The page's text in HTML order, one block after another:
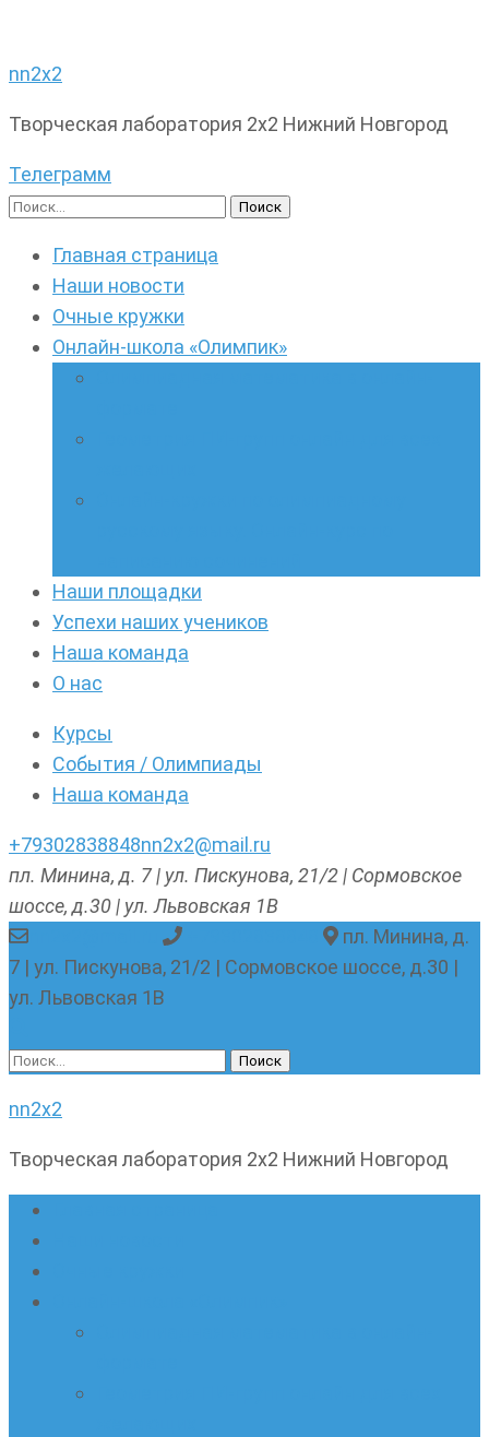
nn2x2
Творческая лаборатория 2х2 Нижний Новгород
Телеграмм
Найти:
Главная страница
Наши новости
Очные кружки
Онлайн-школа «Олимпик»
Наши площадки
Успехи наших учеников
Наша команда
О нас
Курсы
События / Олимпиады
Наша команда
+79302838848nn2x2@mail.ru
пл. Минина, д. 7 | ул. Пискунова, 21/2 | Сормовское
шоссе, д.30 | ул. Львовская 1В
пл. Минина, д.
7 | ул. Пискунова, 21/2 | Сормовское шоссе, д.30 |
ул. Львовская 1В
Найти:
nn2x2
Творческая лаборатория 2х2 Нижний Новгород